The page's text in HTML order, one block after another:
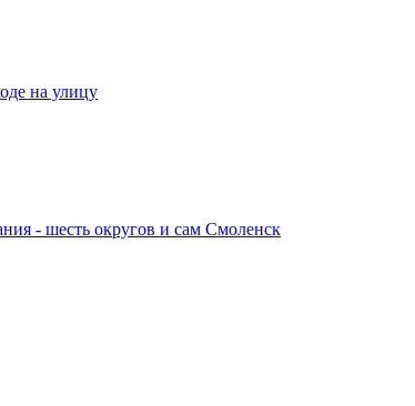
на улицу
- шесть округов и сам Смоленск